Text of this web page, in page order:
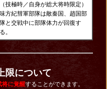
（技極時／自身が総大将時限定）
味方紀彗軍部隊は敵秦国、趙国部
隊と交戦中に部隊体力が回復す
る。
限について
将に覚醒することができます。